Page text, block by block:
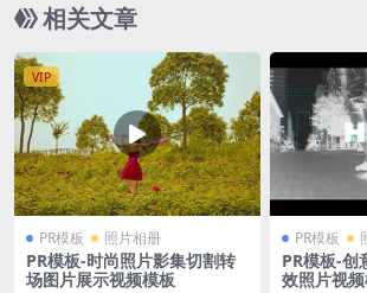
相关文章
VIP
PR模板 照片相册
PR模板-时尚照片影集切割转
场图片展示视频模板
PR模板
PR模板-创
效照片视